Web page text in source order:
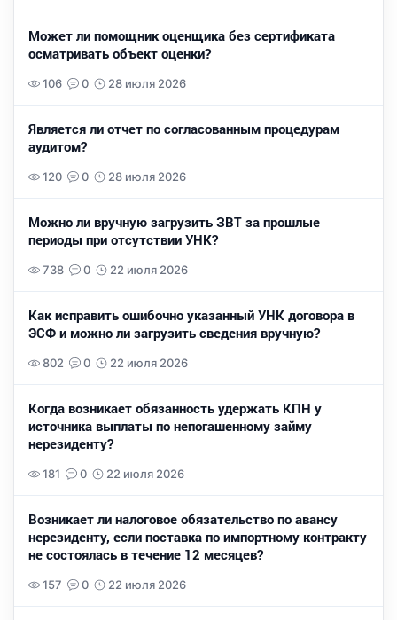
Может ли помощник оценщика без сертификата
осматривать объект оценки?
106 0 28 июля 2026
Является ли отчет по согласованным процедурам
аудитом?
120 0 28 июля 2026
Можно ли вручную загрузить ЗВТ за прошлые
периоды при отсутствии УНК?
738 0 22 июля 2026
Как исправить ошибочно указанный УНК договора в
ЭСФ и можно ли загрузить сведения вручную?
802 0 22 июля 2026
Когда возникает обязанность удержать КПН у
источника выплаты по непогашенному займу
нерезиденту?
181 0 22 июля 2026
Возникает ли налоговое обязательство по авансу
нерезиденту, если поставка по импортному контракту
не состоялась в течение 12 месяцев?
157 0 22 июля 2026